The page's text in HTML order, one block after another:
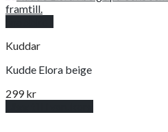
Kuddar
Kudde Elora beige
299kr